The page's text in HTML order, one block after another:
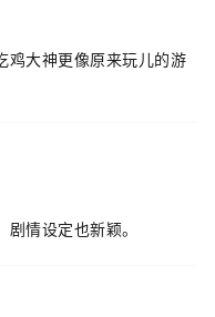
鸡大神更像原来玩儿的游
情设定也新颖。